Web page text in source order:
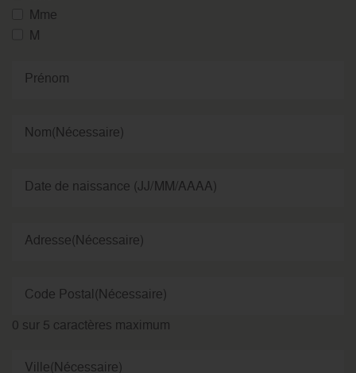
Mme
M
Prénom
Nom(Nécessaire)
Date de naissance (JJ/MM/AAAA)
Adresse(Nécessaire)
0 sur 5 caractères maximum
Code Postal(Nécessaire)
Ville(Nécessaire)